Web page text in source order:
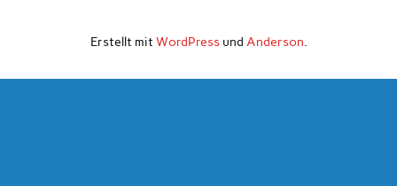
Erstellt mit WordPressund Anderson.